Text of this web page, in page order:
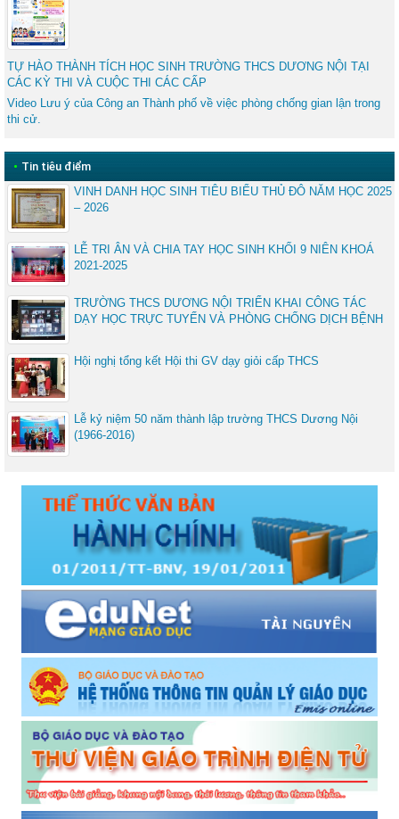
TỰ HÀO THÀNH TÍCH HỌC SINH TRƯỜNG THCS DƯƠNG NỘI TẠI
CÁC KỲ THI VÀ CUỘC THI CÁC CẤP
Video Lưu ý của Công an Thành phố về việc phòng chống gian lận trong
thi cử.
• Tin tiêu điểm
VINH DANH HỌC SINH TIÊU BIỂU THỦ ĐÔ NĂM HỌC 2025
– 2026
LỄ TRI ÂN VÀ CHIA TAY HỌC SINH KHỐI 9 NIÊN KHOÁ
2021-2025
TRƯỜNG THCS DƯƠNG NỘI TRIỂN KHAI CÔNG TÁC
DẠY HỌC TRỰC TUYẾN VÀ PHÒNG CHỐNG DỊCH BỆNH
Hội nghị tổng kết Hội thi GV dạy giỏi cấp THCS
Lễ kỷ niệm 50 năm thành lập trường THCS Dương Nội
(1966-2016)